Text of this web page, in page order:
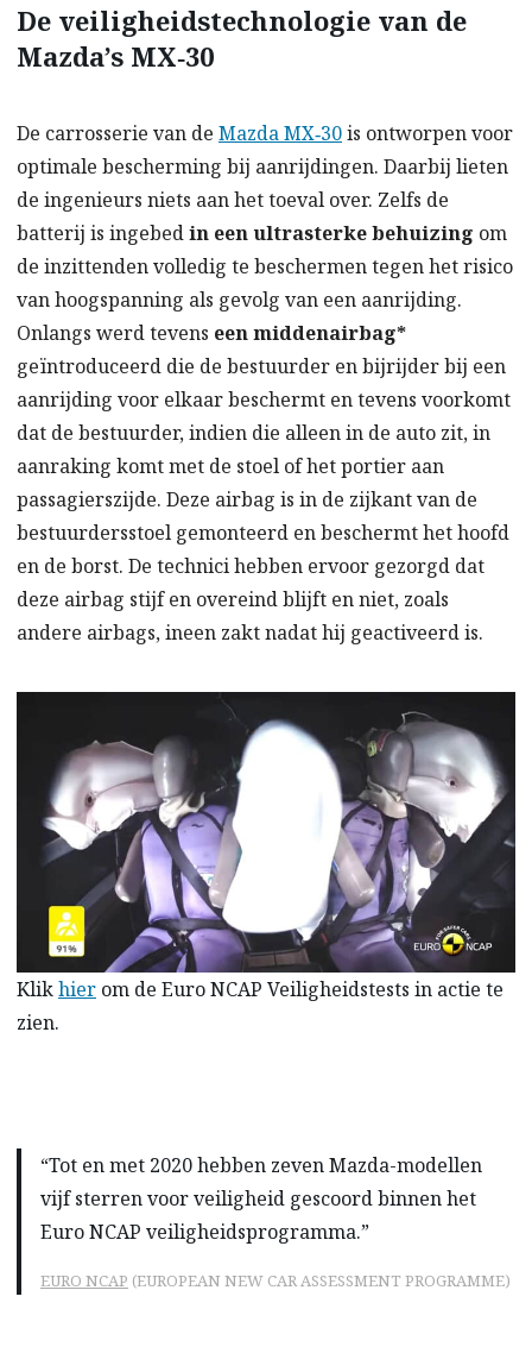
De veiligheidstechnologie van de
Mazda’s MX‑30
De carrosserie van de Mazda MX‑30is ontworpen voor
optimale bescherming bij aanrijdingen. Daarbij lieten
de ingenieurs niets aan het toeval over. Zelfs de
batterij is ingebedin een ultrasterke behuizing om
de inzittenden volledig te beschermen tegen het risico
van hoogspanning als gevolg van een aanrijding.
Onlangs werd tevens een middenairbag*
geïntroduceerd die de bestuurder en bijrijder bij een
aanrijding voor elkaar beschermt en tevens voorkomt
dat de bestuurder, indien die alleen in de auto zit, in
aanraking komt met de stoel of het portier aan
passagierszijde. Deze airbag is in de zijkant van de
bestuurdersstoel gemonteerd en beschermt het hoofd
en de borst. De technici hebben ervoor gezorgd dat
deze airbag stijf en overeind blijft en niet, zoals
andere airbags, ineen zakt nadat hij geactiveerd is.
Klikhier om de Euro NCAP Veiligheidstests in actie te
zien.
“Tot en met 2020 hebben zeven Mazda-modellen
vijf sterren voor veiligheid gescoord binnen het
Euro NCAP veiligheidsprogramma.”
EURO NCAP (EUROPEAN NEW CAR ASSESSMENT PROGRAMME)